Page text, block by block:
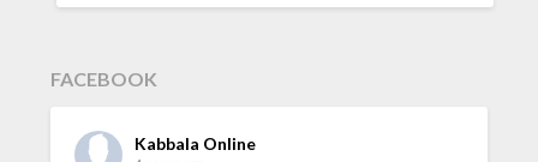
FACEBOOK
Kabbala Online